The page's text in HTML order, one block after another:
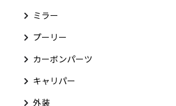
ミラー
プーリー
カーボンパーツ
キャリパー
外装